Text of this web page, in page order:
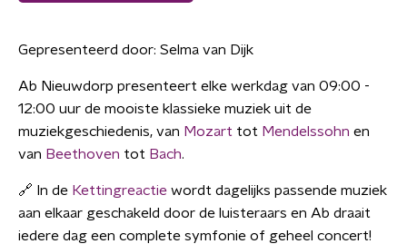
Gepresenteerd door: Selma van Dijk
Ab Nieuwdorp presenteert elke werkdag van 09:00 -
12:00 uur de mooiste klassieke muziek uit de
muziekgeschiedenis, van Mozart tot Mendelssohn en
van Beethoven tot Bach.
🔗 In de Kettingreactie wordt dagelijks passende muziek
aan elkaar geschakeld door de luisteraars en Ab draait
iedere dag een complete symfonie of geheel concert!